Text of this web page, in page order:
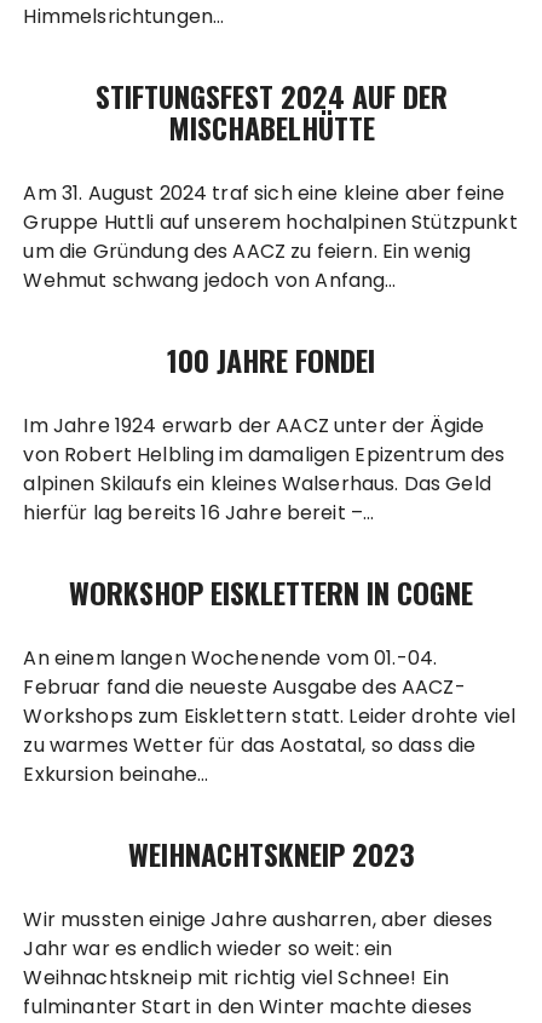
Himmelsrichtungen…
STIFTUNGSFEST 2024 AUF DER
MISCHABELHÜTTE
Am 31. August 2024 traf sich eine kleine aber feine
Gruppe Huttli auf unserem hochalpinen Stützpunkt
um die Gründung des AACZ zu feiern. Ein wenig
Wehmut schwang jedoch von Anfang…
100 JAHRE FONDEI
Im Jahre 1924 erwarb der AACZ unter der Ägide
von Robert Helbling im damaligen Epizentrum des
alpinen Skilaufs ein kleines Walserhaus. Das Geld
hierfür lag bereits 16 Jahre bereit –…
WORKSHOP EISKLETTERN IN COGNE
An einem langen Wochenende vom 01.-04.
Februar fand die neueste Ausgabe des AACZ-
Workshops zum Eisklettern statt. Leider drohte viel
zu warmes Wetter für das Aostatal, so dass die
Exkursion beinahe…
WEIHNACHTSKNEIP 2023
Wir mussten einige Jahre ausharren, aber dieses
Jahr war es endlich wieder so weit: ein
Weihnachtskneip mit richtig viel Schnee! Ein
fulminanter Start in den Winter machte dieses